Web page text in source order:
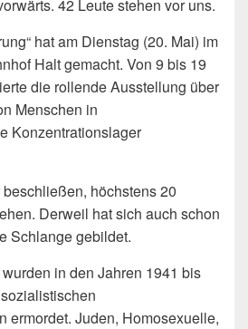
42 Leute stehen vor uns.
hat am Dienstag (20. Mai) im
Halt gemacht. Von 9 bis 19
die rollende Ausstellung über
Menschen in
Konzentrationslager
höchstens 20
Derweil hat sich auch schon
Schlange gebildet.
in den Jahren 1941 bis
ermordet. Juden, Homosexuelle,